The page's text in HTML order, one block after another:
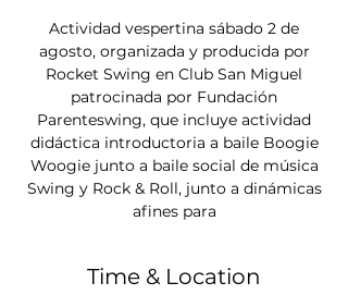
Actividad vespertina sábado 2 de
agosto, organizada y producida por
Rocket Swing en Club San Miguel
patrocinada por Fundación
Parenteswing, que incluye actividad
didáctica introductoria a baile Boogie
Woogie junto a baile social de música
Swing y Rock & Roll, junto a dinámicas
afines para
Time & Location